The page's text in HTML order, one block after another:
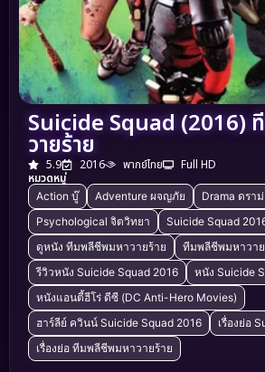
Suicide Squad (2016)
วายร้าย
5.9 2016 พากย์ไทย
Full HD
หมวดหมู่
Action บู๊ Adventure ผจญภัย Drama ดรา
Psychological จิตวิทยา
Suicide Squad
ดูหนัง ทีมพลีชีพมหาวายร้าย
ทีมพลีชีพมหาวาย
รีวิวหนัง Suicide Squad 2016
หนัง Suicide
หนังแอนตี้ฮีโร่ ดีซี (DC Anti-Hero Movies)
ฮาร์ลีย์ ควินน์ Suicide Squad 2016
เรื่องย่อ
เรื่องย่อ ทีมพลีชีพมหาวายร้าย